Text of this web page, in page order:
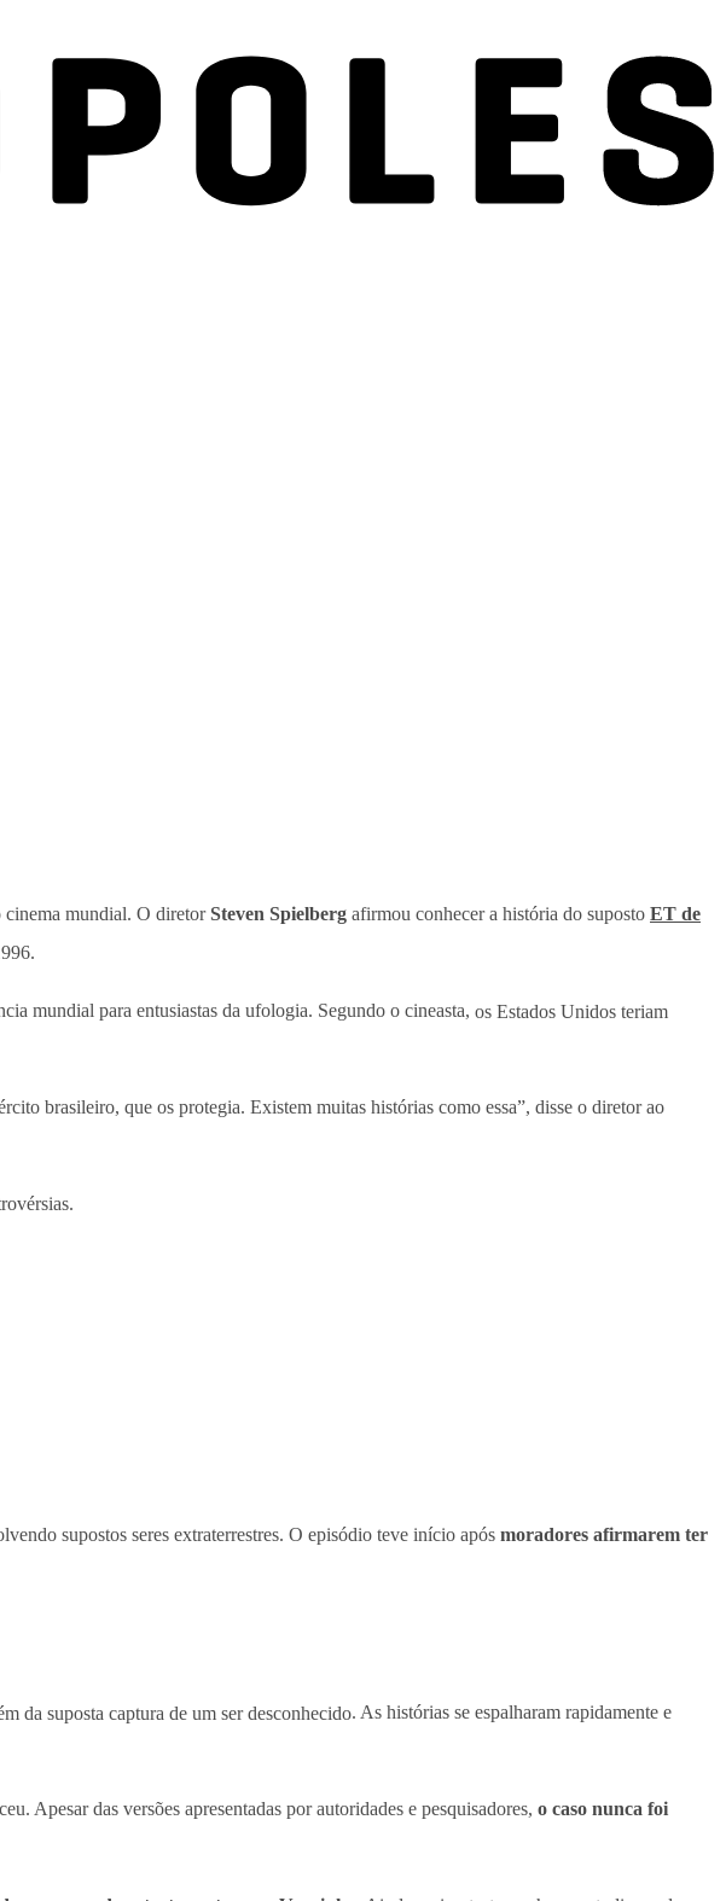
cinema mundial. O diretorSteven Spielberg afirmou conhecer a história do suposto ET de
mundial para entusiastas da ufologia. Segundo o cineasta, os Estados Unidos teriam
brasileiro, que os protegia. Existem muitas histórias como essa”, disse o diretor ao
supostos seres extraterrestres. O episódio teve início após moradores afirmarem ter
da suposta captura de um ser desconhecido. As histórias se espalharam rapidamente e
Apesar das versões apresentadas por autoridades e pesquisadores, o caso nunca foi